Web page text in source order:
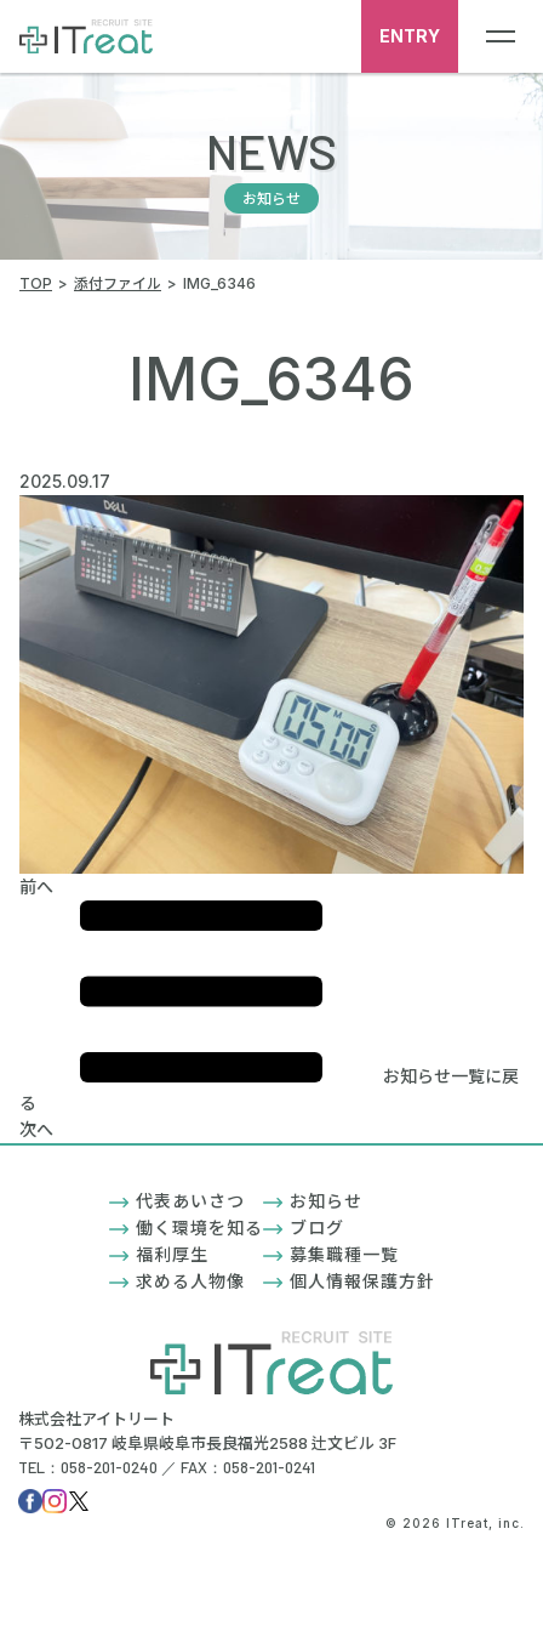
ENTRY
NEWS
お知らせ
TOP 添付ファイル IMG_6346
IMG_6346
2025.09.17
前へ
お知らせ一覧に戻
る
次へ
株式会社アイトリート
〒502-0817 岐阜県岐阜市長良福光2588 辻文ビル 3F
TEL：058-201-0240 ／ FAX：058-201-0241
代表あいさつ
働く環境を知る
福利厚生
求める人物像
お知らせ
ブログ
募集職種一覧
個人情報保護方針
© 2026 ITreat, inc.